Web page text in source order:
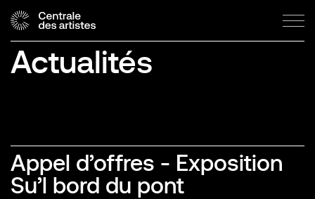
Actualités
Appel d’offres - Exposition
Su’l bord du pont